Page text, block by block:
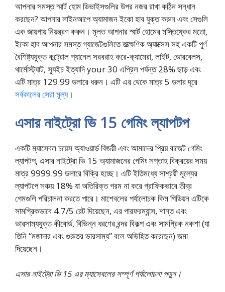
আপনার সমস্ত স্মার্ট হোম ডিভাইসগুলির উপর নজর রাখা কঠিন সন্ধান
করছেন? আপনার লাইনআপে অ্যামাজন ইকো হাব যুক্ত করুন এবং সেগুলি
এক জায়গায় নিয়ন্ত্রণ করুন। মূলত আপনার স্মার্ট হোমের মস্তিষ্কের মতো,
ইকো হাব আপনার সমস্ত গ্যাজেটগুলিতে তাত্ক্ষণিক অ্যাক্সেস সহ একটি পূর্ণ
বৈশিষ্ট্যযুক্ত কন্ট্রোল প্যানেল সরবরাহ করে-ক্যামেরা, লাইট, ডোরবেলস,
থার্মোস্ট্যাট, স্যুইচ ইত্যাদি your 30 এপ্রিল পর্যন্ত 28% ছাড় এবং
এটি মাত্র 129.99 ডলারে ধরুন। এটি এর থেকে মাত্র 5 ডলার দূরে
সর্বকালের সেরা মূল্য।
এসার নাইট্রো ভি 15 গেমিং ল্যাপটপ
একটি ম্যাসেবল চয়েস অ্যাওয়ার্ড বিজয়ী এবং আমাদের প্রিয় বাজেট গেমিং
ল্যাপটপ, এসার নাইট্রো ভি 15 অ্যামাজনের গেমিং সপ্তাহ বিক্রয়ের সময়
মাত্র 9999.99 ডলারে বিক্রি হচ্ছে। এটি ইতিমধ্যে সাশ্রয়ী মূল্যের
ল্যাপটপে সঞ্চয় 18% যা অতিরিক্ত গরম না করে গ্রাফিকভাবে তীব্র
গেমগুলি পরিচালনা করতে পারে। মাশেবলের পর্যালোচক কিম গিডিয়ন এটিকে
সামগ্রিকভাবে 4.7/5 রেট দিয়েছেন, এর পারফরম্যান্স, শান্ত এবং
ভারসাম্যযুক্ত কীবোর্ড, বিভিন্ন ধরণের বন্দর বিকল্প এবং সামগ্রিক নকশা (যা
তিনি “মজাদার এবং গুরুতর ভারসাম্য” বলে অভিহিত করেছেন) জমা
দিয়েছেন।
এসার নাইট্রো ভি 15 এর ম্যাসেবলের সম্পূর্ণ পর্যালোচনা পড়ুন।